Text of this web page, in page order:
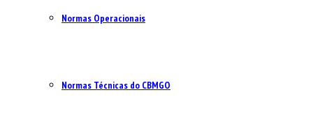
Normas Operacionais
Normas Técnicas do CBMGO